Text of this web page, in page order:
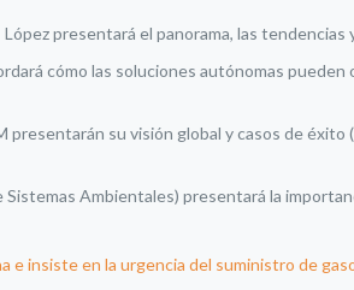
presentará el panorama, las
cómo las soluciones autónomas pueden
su visión global y casos de
Ambientales) presentará la
e insiste en la urgencia del suministro de